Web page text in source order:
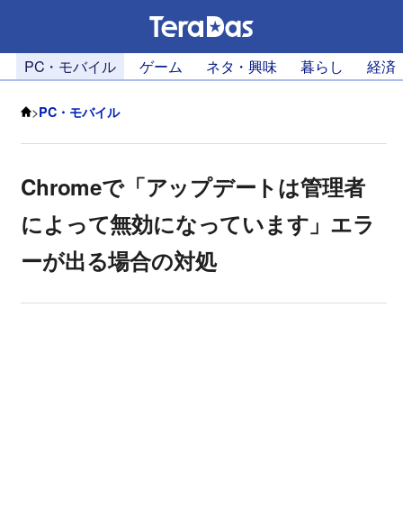
PC・モバイル ゲーム ネタ・興味 暮らし 経済
>PC・モバイル
Chromeで「アップデートは管理者
によって無効になっています」エラ
ーが出る場合の対処